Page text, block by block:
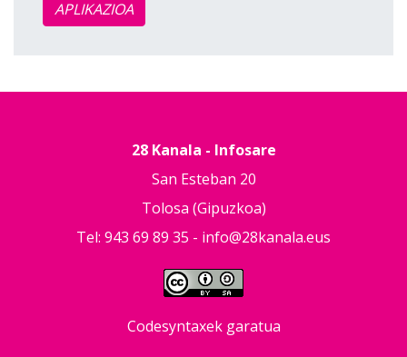
APLIKAZIOA
28 Kanala - Infosare
San Esteban 20
Tolosa (Gipuzkoa)
Tel: 943 69 89 35 - info@28kanala.eus
Codesyntaxek garatua